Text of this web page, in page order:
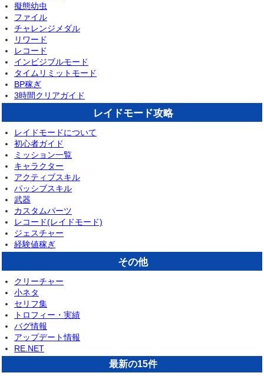
擬態幼虫
ファイル
チャレンジメダル
リワード
レコード
インビジブルモード
タイムリミットモード
BP稼ぎ
3時間クリアガイド
レイドモード攻略
レイドモードについて
初心者ガイド
ミッション一覧
キャラクター
アクティブスキル
パッシブスキル
武器
カスタムパーツ
レコード(レイドモード)
ジェスチャー
経験値稼ぎ
その他
クリーチャー
小ネタ
セリフ集
トロフィー・実績
バグ情報
アップデート情報
RE.NET
最新の15件